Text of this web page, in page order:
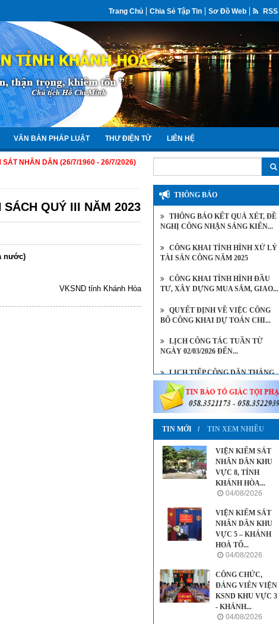
RSS
Sơ Đồ Web
Chia Sẻ Tập Tin
Trang Chủ
VĂN BẢN PHÁP LUẬT THƯ ĐIỆN TỬ LIÊN HỆ
DÂN (26/7/1960 - 26/7/2026)
QUÝ III NĂM 2023
nước)
VKSND tỉnh Khánh Hòa
THÔNG BÁO
THÔNG BÁO KẾT QUẢ XÉT, ĐỀ
NGHỊ CÔNG NHẬN SÁNG KIẾN...
CÔNG KHAI TÌNH HÌNH XỬ LÝ
TÀI SẢN CÔNG NĂM 2025
CÔNG KHAI TÌNH HÌNH ĐẦU
TƯ, XÂY DỰNG MUA SẮM, GIAO...
QUYẾT ĐỊNH VỀ VIỆC CÔNG
BỐ CÔNG KHAI DỰ TOÁN CHI...
LỊCH CÔNG TÁC TUẦN TỪ
NGÀY 02/03/2026 ĐẾN...
LỊCH TIẾP CÔNG DÂN THÁNG
8/2026 CỦA VIỆN KIỂM SÁT...
LỊCH TIẾP CÔNG DÂN THÁNG
7/2026 CỦA VIỆN TRƯỞNG...
TIN MỚI
TIN XEM NHIỀU
VIỆN KIỂM SÁT
NHÂN DÂN KHU
VỰC 8, TỈNH
KHÁNH HÒA...
04/08/2026
VIỆN KIỂM SÁT
NHÂN DÂN KHU
VỰC 5 – KHÁNH
HOÀ TỔ...
04/08/2026
CÔNG CHỨC,
ĐẢNG VIÊN VIỆN
KSND KHU VỰC 3
- KHÁNH...
04/08/2026